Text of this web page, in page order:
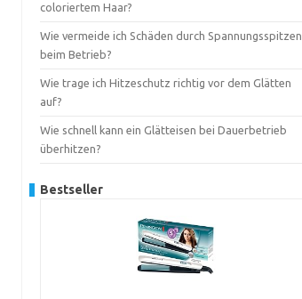
coloriertem Haar?
Wie vermeide ich Schäden durch Spannungsspitzen
beim Betrieb?
Wie trage ich Hitzeschutz richtig vor dem Glätten
auf?
Wie schnell kann ein Glätteisen bei Dauerbetrieb
überhitzen?
Bestseller